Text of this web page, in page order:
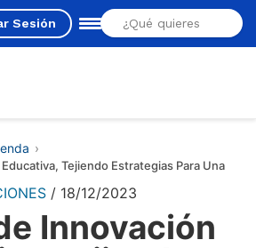
Sesión
Tejiendo Estrategias Para Una
18/12/2023
Innovación